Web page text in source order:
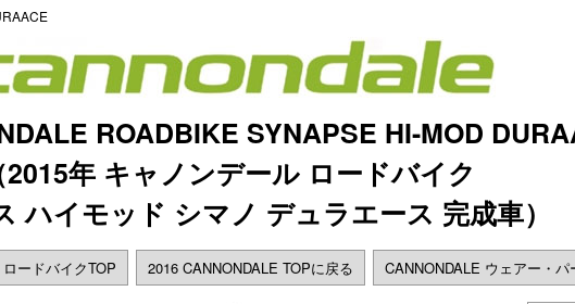
ROADBIKE SYNAPSE HI-MOD
2015年 キャノンデール ロードバイク
ハイモッド シマノ デュラエース 完成車）
ロードバイクTOP 2016 CANNONDALE TOPに戻る CANNONDALE ウェアー・パ